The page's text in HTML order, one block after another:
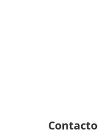
Contacto